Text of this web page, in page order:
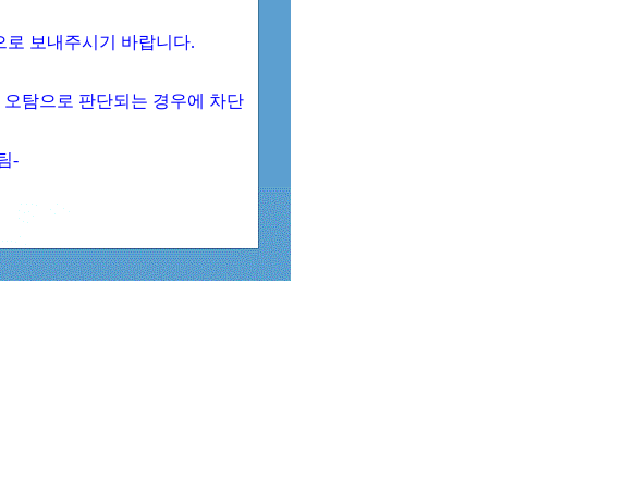
로 보내주시기 바랍니다.
탐으로 판단되는 경우에 차단
-